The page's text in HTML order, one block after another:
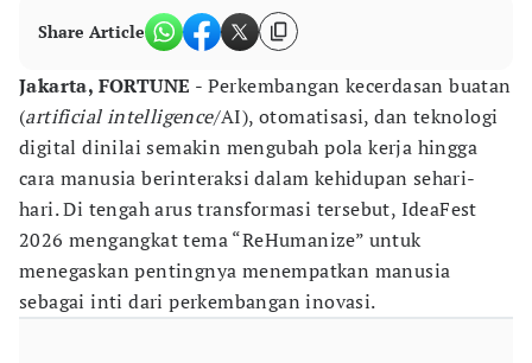
Share Article
Jakarta, FORTUNE - Perkembangan kecerdasan buatan
(artificial intelligence/AI), otomatisasi, dan teknologi
digital dinilai semakin mengubah pola kerja hingga
cara manusia berinteraksi dalam kehidupan sehari-
hari. Di tengah arus transformasi tersebut, IdeaFest
2026 mengangkat tema “ReHumanize” untuk
menegaskan pentingnya menempatkan manusia
sebagai inti dari perkembangan inovasi.